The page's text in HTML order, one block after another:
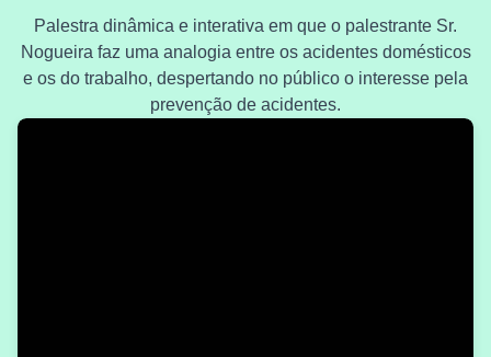
Palestra dinâmica e interativa em que o palestrante Sr.
Nogueira faz uma analogia entre os acidentes domésticos
e os do trabalho, despertando no público o interesse pela
prevenção de acidentes.